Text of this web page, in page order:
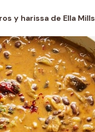
y harissa de Ella Mills